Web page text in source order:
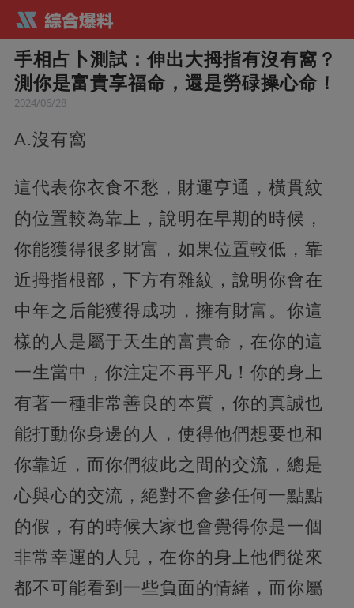
手相占卜測試：伸出大拇指有沒有窩？
測你是富貴享福命，還是勞碌操心命！
2024/06/28
A.沒有窩
這代表你衣食不愁，財運亨通，橫貫紋
的位置較為靠上，說明在早期的時候，
你能獲得很多財富，如果位置較低，靠
近拇指根部，下方有雜紋，說明你會在
中年之后能獲得成功，擁有財富。你這
樣的人是屬于天生的富貴命，在你的這
一生當中，你注定不再平凡！你的身上
有著一種非常善良的本質，你的真誠也
能打動你身邊的人，使得他們想要也和
你靠近，而你們彼此之間的交流，總是
心與心的交流，絕對不會參任何一點點
的假，有的時候大家也會覺得你是一個
非常幸運的人兒，在你的身上他們從來
都不可能看到一些負面的情緒，而你屬